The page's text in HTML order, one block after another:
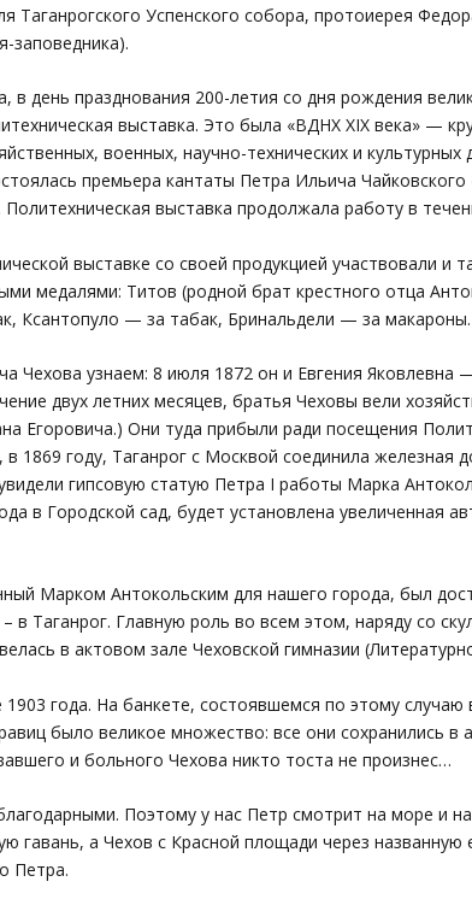
Таганрогского Успенского собора, протоиерея
заповедника).
в день празднования 200-летия со дня рождения
выставка. Это была «ВДНХ XIX века» —
военных, научно-технических и культурных
премьера кантаты Петра Ильича
выставка продолжала работу в
выставке со своей продукцией участвовали и
медалями: Титов (родной брат крестного отца
Ксантопуло — за табак, Бринальдели — за макароны.
Чехова узнаем: 8 июля 1872 он и Евгения
двух летних месяцев, братья Чеховы вели
Егоровича.) Они туда прибыли ради посещения
в 1869 году, Таганрог с Москвой соединила железная
гипсовую статую Петра I работы Марка
в Городской сад, будет установлена увеличенная
Марком Антокольским для нашего города, был
в Таганрог. Главную роль во всем этом, наряду со
в актовом зале Чеховской гимназии
года. На банкете, состоявшемся по этому
было великое множество: все они сохранились в
и больного Чехова никто тоста не произнес…
Поэтому у нас Петр смотрит на море и
гавань, а Чехов с Красной площади через названную
Петра.